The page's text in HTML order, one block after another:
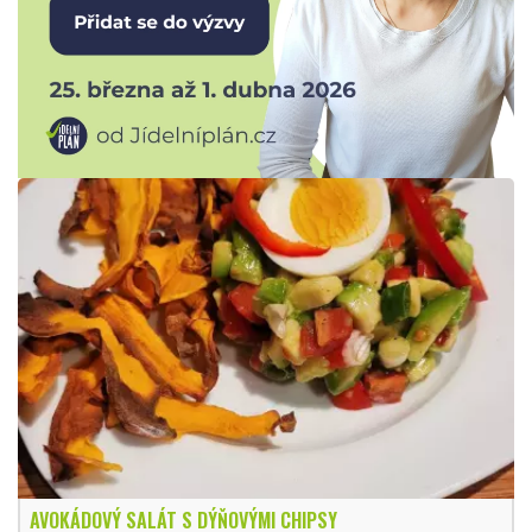
AVOKÁDOVÝ SALÁT S DÝŇOVÝMI CHIPSY